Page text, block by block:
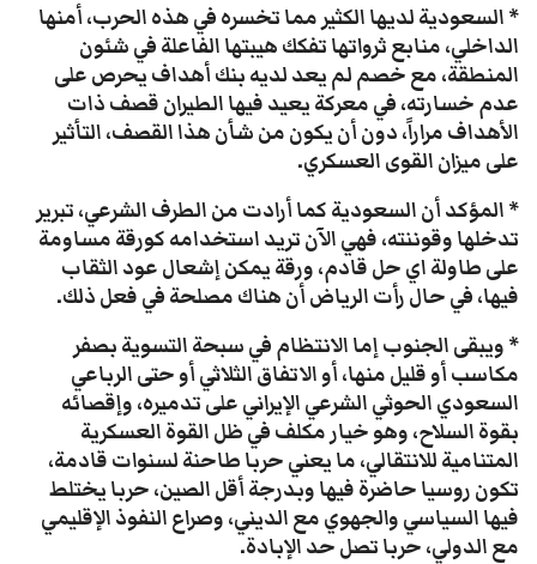
* السعودية لديها الكثير مما تخسره في هذه الحرب، أمنها
الداخلي، منابع ثرواتها تفكك هيبتها الفاعلة في شئون
المنطقة، مع خصم لم يعد لديه بنك أهداف يحرص على
عدم خسارته، في معركة يعيد فيها الطيران قصف ذات
الأهداف مراراً، دون أن يكون من شأن هذا القصف، التأثير
على ميزان القوى العسكري.
* المؤكد أن السعودية كما أرادت من الطرف الشرعي، تبرير
تدخلها وقوننته، فهي الآن تريد استخدامه كورقة مساومة
على طاولة اي حل قادم، ورقة يمكن إشعال عود الثقاب
فيها، في حال رأت الرياض أن هناك مصلحة في فعل ذلك.
* ويبقى الجنوب إما الانتظام في سبحة التسوية بصفر
مكاسب أو قليل منها، أو الاتفاق الثلاثي أو حتى الرباعي
السعودي الحوثي الشرعي الإيراني على تدميره، وإقصائه
بقوة السلاح، وهو خيار مكلف في ظل القوة العسكرية
المتنامية للانتقالي، ما يعني حربا طاحنة لسنوات قادمة،
تكون روسيا حاضرة فيها وبدرجة أقل الصين، حربا يختلط
فيها السياسي والجهوي مع الديني، وصراع النفوذ الإقليمي
مع الدولي، حربا تصل حد الإبادة.